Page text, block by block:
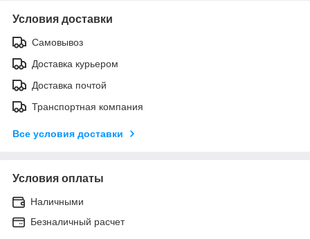
Условия доставки
Самовывоз
Доставка курьером
Доставка почтой
Транспортная компания
Все условия доставки
Условия оплаты
Наличными
Безналичный расчет